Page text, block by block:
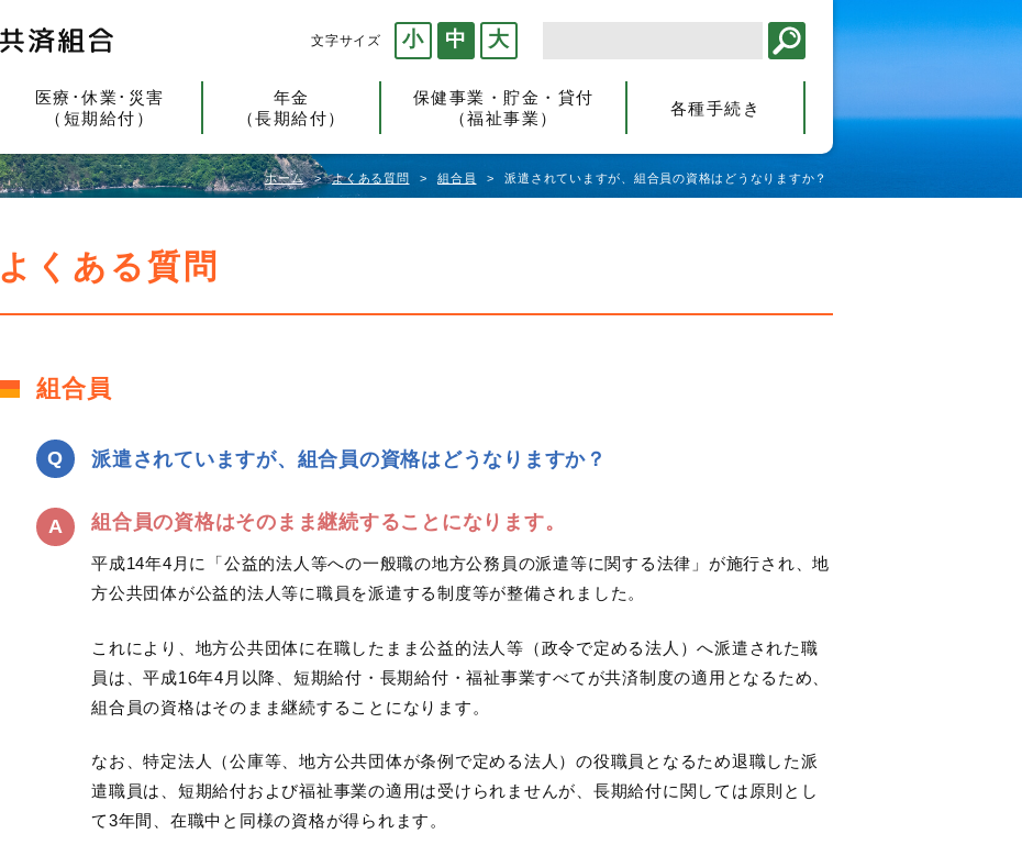
文字サイズ 小 中 大
医療･休業･災害
（短期給付）
年金
（長期給付）
保健事業・貯金・貸付
（福祉事業）
各種手続き
ホーム よくある質問 組合員 派遣されていますが、組合員の資格はどうなりますか？
よくある質問
組合員
派遣されていますが、組合員の資格はどうなりますか？
組合員の資格はそのまま継続することになります。
平成14年4月に「公益的法人等への一般職の地方公務員の派遣等に関する法律」が施行され、地
方公共団体が公益的法人等に職員を派遣する制度等が整備されました。
これにより、地方公共団体に在職したまま公益的法人等（政令で定める法人）へ派遣された職
員は、平成16年4月以降、短期給付・長期給付・福祉事業すべてが共済制度の適用となるため、
組合員の資格はそのまま継続することになります。
なお、特定法人（公庫等、地方公共団体が条例で定める法人）の役職員となるため退職した派
遣職員は、短期給付および福祉事業の適用は受けられませんが、長期給付に関しては原則とし
て3年間、在職中と同様の資格が得られます。